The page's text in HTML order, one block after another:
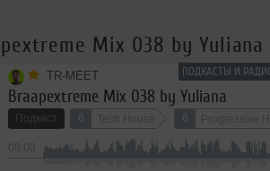
Mix 038 by Yuliana
ПОДКАСТЫ И
TR-MEET
Braapextreme Mix 038 by Yuliana
Подкаст 6 Tech House 6 Progressive
4 Club/Dance